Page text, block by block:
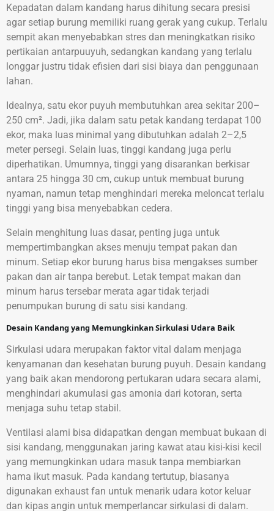
Kepadatan dalam kandang harus dihitung secara presisi
agar setiap burung memiliki ruang gerak yang cukup. Terlalu
sempit akan menyebabkan stres dan meningkatkan risiko
pertikaian antarpuuyuh, sedangkan kandang yang terlalu
longgar justru tidak efisien dari sisi biaya dan penggunaan
lahan.
Idealnya, satu ekor puyuh membutuhkan area sekitar 200–
250 cm². Jadi, jika dalam satu petak kandang terdapat 100
ekor, maka luas minimal yang dibutuhkan adalah 2–2,5
meter persegi. Selain luas, tinggi kandang juga perlu
diperhatikan. Umumnya, tinggi yang disarankan berkisar
antara 25 hingga 30 cm, cukup untuk membuat burung
nyaman, namun tetap menghindari mereka meloncat terlalu
tinggi yang bisa menyebabkan cedera.
Selain menghitung luas dasar, penting juga untuk
mempertimbangkan akses menuju tempat pakan dan
minum. Setiap ekor burung harus bisa mengakses sumber
pakan dan air tanpa berebut. Letak tempat makan dan
minum harus tersebar merata agar tidak terjadi
penumpukan burung di satu sisi kandang.
Desain Kandang yang Memungkinkan Sirkulasi Udara Baik
Sirkulasi udara merupakan faktor vital dalam menjaga
kenyamanan dan kesehatan burung puyuh. Desain kandang
yang baik akan mendorong pertukaran udara secara alami,
menghindari akumulasi gas amonia dari kotoran, serta
menjaga suhu tetap stabil.
Ventilasi alami bisa didapatkan dengan membuat bukaan di
sisi kandang, menggunakan jaring kawat atau kisi-kisi kecil
yang memungkinkan udara masuk tanpa membiarkan
hama ikut masuk. Pada kandang tertutup, biasanya
digunakan exhaust fan untuk menarik udara kotor keluar
dan kipas angin untuk memperlancar sirkulasi di dalam.